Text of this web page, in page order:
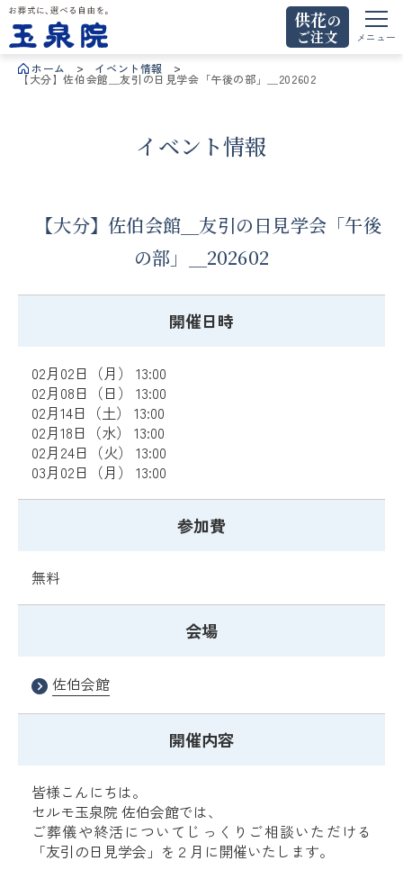
お葬式に、選べる自由を。玉泉院
供花の
ご注文
メニュー
ホーム イベント情報
【大分】佐伯会館＿友引の日見学会「午後の部」＿202602
イベント情報
【大分】佐伯会館＿友引の日見学会「午後
の部」＿202602
開催日時
02月02日（月） 13:00
02月08日（日） 13:00
02月14日（土） 13:00
02月18日（水） 13:00
02月24日（火） 13:00
03月02日（月） 13:00
参加費
無料
会場
佐伯会館
開催内容
皆様こんにちは。
セルモ玉泉院 佐伯会館では、
ご葬儀や終活についてじっくりご相談いただける
「友引の日見学会」を２月に開催いたします。